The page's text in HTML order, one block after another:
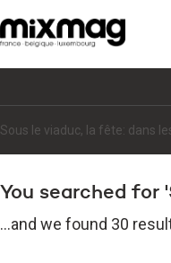
Sous le viaduc, la fête: dans
You searched for
...and we found 30